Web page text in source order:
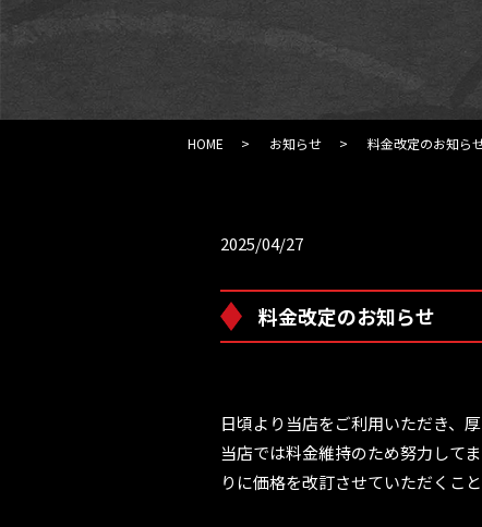
HOME お知らせ 料金改定のお知ら
2025/04/27
料金改定のお知らせ
日頃より当店をご利用いただき、
当店では料金維持のため努力して
りに価格を改訂させていただくこ